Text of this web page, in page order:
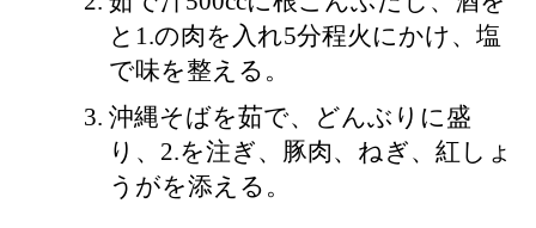
と1.の肉を入れ5分程火にかけ、塩
で味を整える。
沖縄そばを茹で、どんぶりに盛
り、2.を注ぎ、豚肉、ねぎ、紅しょ
うがを添える。